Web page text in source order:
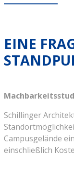
EINE
Schillinger
Campusgelände
einschließlich